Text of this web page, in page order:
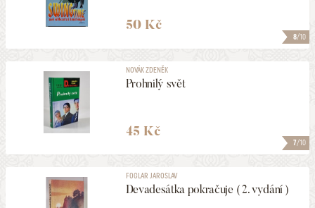
8/10
50 Kč
7/10
NOVÁK ZDENĚK
Prohnilý svět
45 Kč
FOGLAR JAROSLAV
Devadesátka pokračuje ( 2. vydání )